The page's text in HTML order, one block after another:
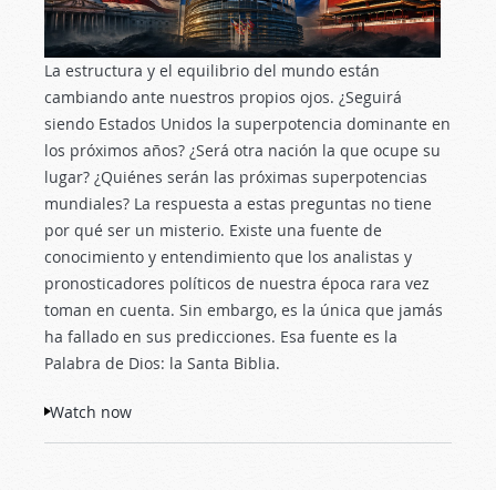
La estructura y el equilibrio del mundo están
cambiando ante nuestros propios ojos. ¿Seguirá
siendo Estados Unidos la superpotencia dominante en
los próximos años? ¿Será otra nación la que ocupe su
lugar? ¿Quiénes serán las próximas superpotencias
mundiales? La respuesta a estas preguntas no tiene
por qué ser un misterio. Existe una fuente de
conocimiento y entendimiento que los analistas y
pronosticadores políticos de nuestra época rara vez
toman en cuenta. Sin embargo, es la única que jamás
ha fallado en sus predicciones. Esa fuente es la
Palabra de Dios: la Santa Biblia.
Watch now